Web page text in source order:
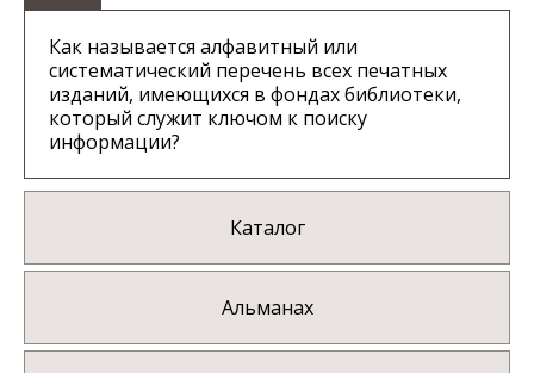
Как называется алфавитный или
систематический перечень всех печатных
изданий, имеющихся в фондах библиотеки,
который служит ключом к поиску
информации?
Каталог
Альманах